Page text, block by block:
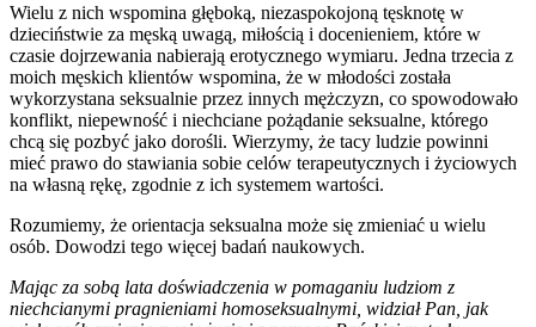
Wielu z nich wspomina głęboką, niezaspokojoną tęsknotę w
dzieciństwie za męską uwagą, miłością i docenieniem, które w
czasie dojrzewania nabierają erotycznego wymiaru. Jedna trzecia z
moich męskich klientów wspomina, że w młodości została
wykorzystana seksualnie przez innych mężczyzn, co spowodowało
konflikt, niepewność i niechciane pożądanie seksualne, którego
chcą się pozbyć jako dorośli. Wierzymy, że tacy ludzie powinni
mieć prawo do stawiania sobie celów terapeutycznych i życiowych
na własną rękę, zgodnie z ich systemem wartości.
Rozumiemy, że orientacja seksualna może się zmieniać u wielu
osób. Dowodzi tego więcej badań naukowych.
Mając za sobą lata doświadczenia w pomaganiu ludziom z
niechcianymi pragnieniami homoseksualnymi, widział Pan, jak